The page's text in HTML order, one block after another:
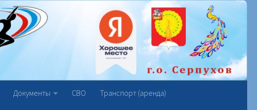
Документы СВО Транспорт (аренда)